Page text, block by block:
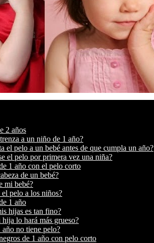
2 años
a un niño de 1 año?
el pelo a un bebé antes de que cumpla un año?
el pelo por primera vez una niña?
1 año con el pelo corto
de un bebé?
mi bebé?
el pelo a los niños?
1 año
hijas es tan fino?
lo hará más grueso?
no tiene pelo?
de 1 año con pelo corto